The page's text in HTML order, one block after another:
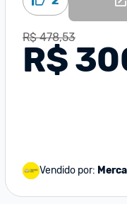
R$ 478,53
R$
Vendido por: